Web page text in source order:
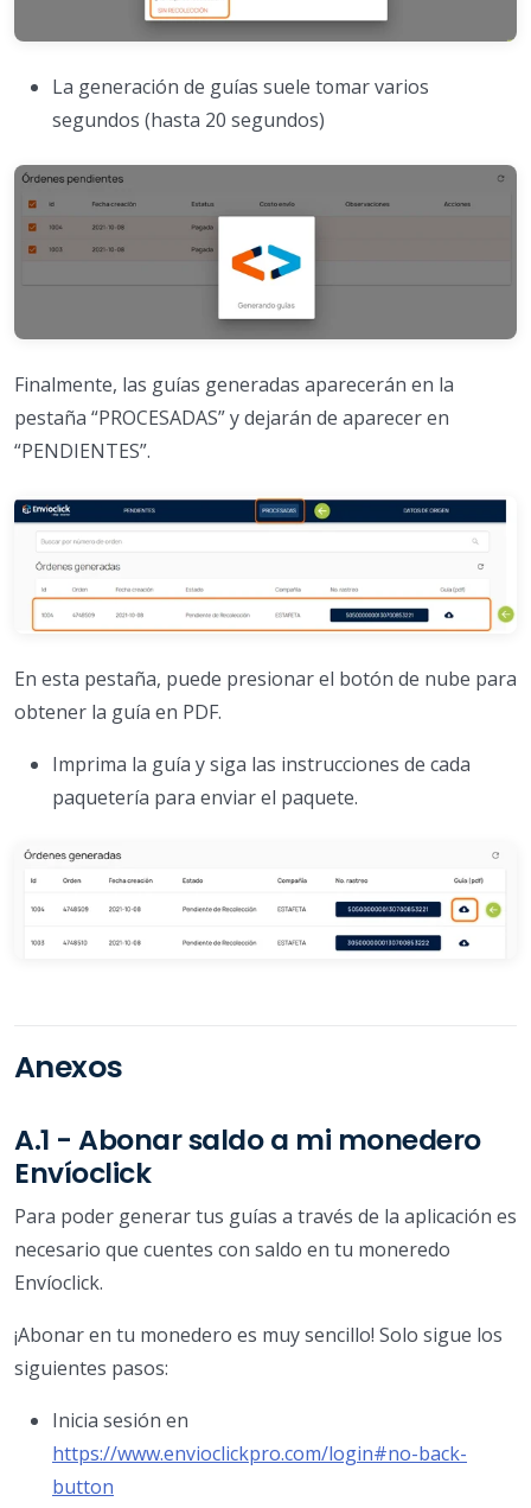
La generación de guías suele tomar varios
segundos (hasta 20 segundos)
Finalmente, las guías generadas aparecerán en la
pestaña “PROCESADAS” y dejarán de aparecer en
“PENDIENTES”.
En esta pestaña, puede presionar el botón de nube para
obtener la guía en PDF.
Imprima la guía y siga las instrucciones de cada
paquetería para enviar el paquete.
Anexos
A.1 - Abonar saldo a mi monedero
Envíoclick
Para poder generar tus guías a través de la aplicación es
necesario que cuentes con saldo en tu moneredo
Envíoclick.
¡Abonar en tu monedero es muy sencillo! Solo sigue los
siguientes pasos:
Inicia sesión en
https://www.envioclickpro.com/login#no-back-
button